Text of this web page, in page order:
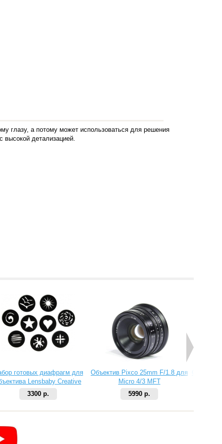
глазу, а потому может использоваться для решения
высокой детализацией.
готовых диафрагм для
Lensbaby Creative
Aperture Kit 2
3300 р.
Объектив Pixco 25mm F/1.8 для
Micro 4/3 MFT
5990 р.